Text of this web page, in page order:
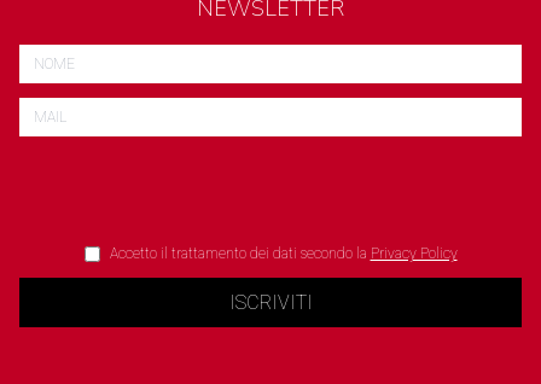
NEWSLETTER
Accetto il trattamento dei dati secondo la Privacy Policy
ISCRIVITI